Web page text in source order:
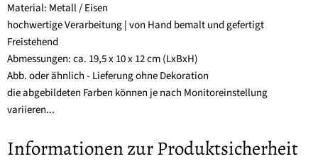
Material: Metall / Eisen
hochwertige Verarbeitung | von Hand bemalt und gefertigt
Freistehend
Abmessungen: ca. 19,5 x 10 x 12 cm (LxBxH)
Abb. oder ähnlich - Lieferung ohne Dekoration
die abgebildeten Farben können je nach Monitoreinstellung
variieren...
Informationen zur Produktsicherheit